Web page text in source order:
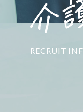
RECRUIT